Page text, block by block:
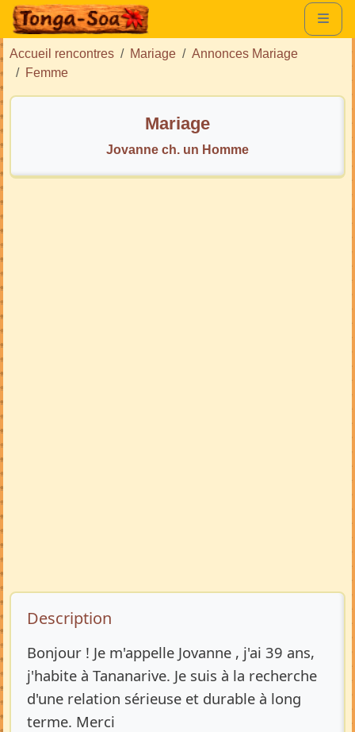
Accueil rencontres Mariage
Annonces Mariage
Femme
Mariage
Jovanne ch. un Homme
Description de l’annonce
Description
Bonjour ! Je m'appelle Jovanne , j'ai 39 ans,
j'habite à Tananarive. Je suis à la recherche
d'une relation sérieuse et durable à long
terme. Merci